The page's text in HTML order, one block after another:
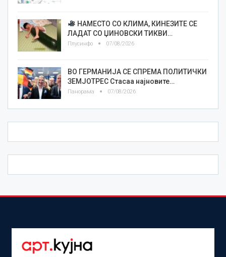
НАМЕСТО СО КЛИМА, КИНЕЗИТЕ СЕ
ЛАДАТ СО ЏИНОВСКИ ТИКВИ…
Плусинфо 07/08/2026
ВО ГЕРМАНИЈА СЕ СПРЕМА ПОЛИТИЧКИ
ЗЕМЈОТРЕС Стасаа најновите…
Панорама 07/08/2026